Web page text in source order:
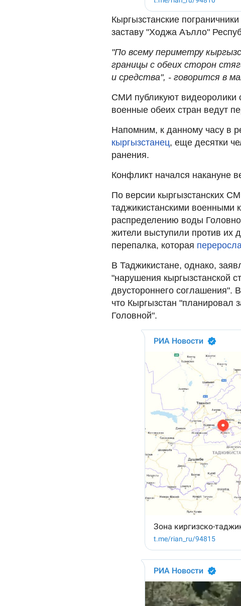
Кыргызстанские
заставу "Ходжа Аълло"
"По всему периметру
границы с обеих сторон
и средства", - говорится в
СМИ публикуют видеоролики
военные обеих стран ведут
Напомним, к данному часу в
кыргызстанец, еще десятки
ранения.
Конфликт начался накануне
По версии кыргызстанских
таджикистанскими военными
распределению воды
жители выступили против их
перепалка, которая
В Таджикистане, однако,
"нарушения кыргызстанской
двустороннего соглашения".
что Кыргызстан "планировал
Головной".